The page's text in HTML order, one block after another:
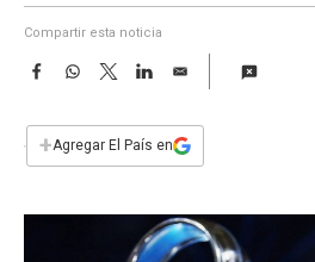
Compartir esta noticia
F
e
b
W
s
T
w
t
L
n
E
i
l
+Agregar El País en